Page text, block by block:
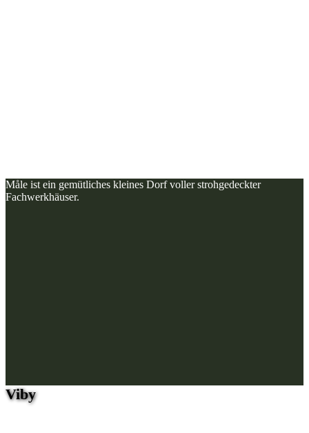
Måle ist ein gemütliches kleines Dorf voller strohgedeckter
Fachwerkhäuser.
Viby